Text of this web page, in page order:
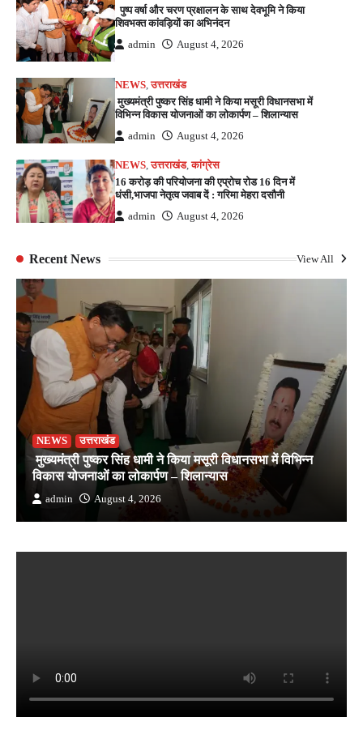
पुष्प वर्षा और चरण प्रक्षालन के साथ देवभूमि ने किया
शिवभक्त कांवड़ियों का अभिनंदन
admin August 4, 2026
NEWS ,उत्तराखंड
मुख्यमंत्री पुष्कर सिंह धामी ने किया मसूरी विधानसभा में
विभिन्न विकास योजनाओं का लोकार्पण – शिलान्यास
admin August 4, 2026
NEWS,उत्तराखंड,कांग्रेस
16 करोड़ की परियोजना की एप्रोच रोड 16 दिन में
धंसी,भाजपा नेतृत्व जवाब दें : गरिमा मेहरा दसौनी
admin August 4, 2026
Recent News View All
NEWS उत्तराखंड
मुख्यमंत्री पुष्कर सिंह धामी ने किया मसूरी विधानसभा में विभिन्न
विकास योजनाओं का लोकार्पण – शिलान्यास
admin August 4, 2026